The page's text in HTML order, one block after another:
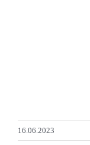
16.06.2023